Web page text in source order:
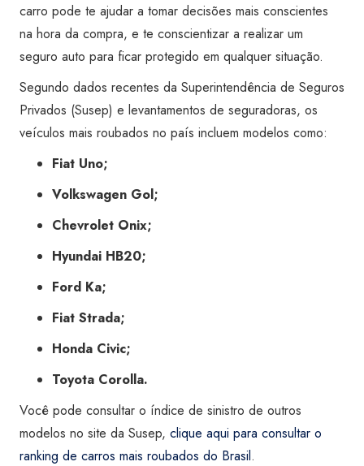
carro pode te ajudar a tomar decisões mais conscientes
na hora da compra, e te conscientizar a realizar um
seguro auto para ficar protegido em qualquer situação.
Segundo dados recentes da Superintendência de Seguros
Privados (Susep) e levantamentos de seguradoras, os
veículos mais roubados no país incluem modelos como:
Fiat Uno;
Volkswagen Gol;
Chevrolet Onix;
Hyundai HB20;
Ford Ka;
Fiat Strada;
Honda Civic;
Toyota Corolla.
Você pode consultar o índice de sinistro de outros
modelos no site da Susep, clique aqui para consultar o
ranking de carros mais roubados do Brasil.